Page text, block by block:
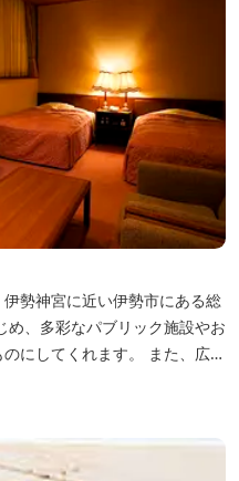
勢神宮に近い伊勢市にある総
、多彩なパブリック施設やお
にしてくれます。 また、広大
始めとしたスポーツ施設や、
ール、お子様が楽しめる児童
ざいます。杜の自然を感じな